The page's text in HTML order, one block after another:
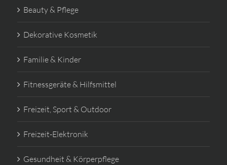
Beauty & Pflege
Dekorative Kosmetik
Familie & Kinder
Fitnessgeräte & Hilfsmittel
Freizeit, Sport & Outdoor
Freizeit-Elektronik
Gesundheit & Körperpflege